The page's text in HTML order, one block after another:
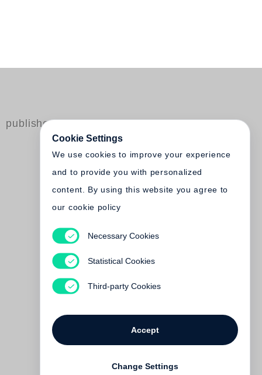
published by Steidl
Mathias Gatza
Eine historisch-fiktive
€ 24.00
Cookie Settings
We use cookies to improve your experience
and to provide you with personalized
content. By using this website you agree to
our cookie policy
Necessary Cookies
Statistical Cookies
Third-party Cookies
Accept
Change Settings